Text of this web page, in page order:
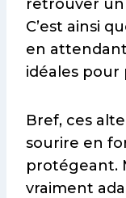
retrouver un
C’est ainsi
en
idéales pour
Bref, ces
sourire en
protégeant.
vraiment